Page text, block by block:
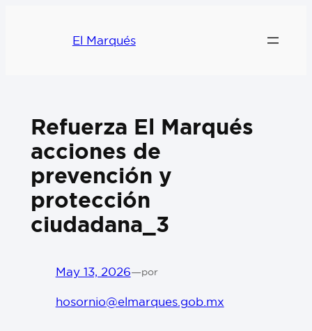
El Marqués
Refuerza El Marqués
acciones de
prevención y
protección
ciudadana_3
May 13, 2026—por
hosornio@elmarques.gob.mx